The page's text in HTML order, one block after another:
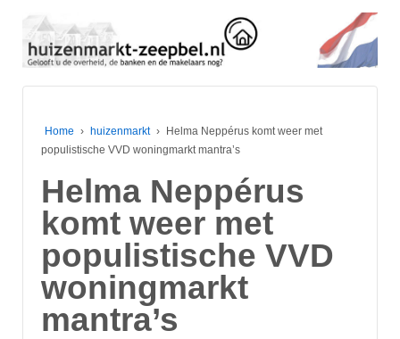
Home › huizenmarkt ›
Helma Neppérus komt weer met
populistische VVD woningmarkt mantra’s
Helma Neppérus
komt weer met
populistische VVD
woningmarkt
mantra’s